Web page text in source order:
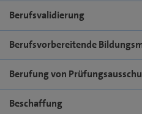
Berufsvalidierung
Berufsvorbereitende
Berufung von
Beschaffung